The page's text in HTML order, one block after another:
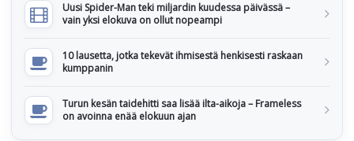
Uusi Spider-Man teki miljardin kuudessa päivässä –
vain yksi elokuva on ollut nopeampi
10 lausetta, jotka tekevät ihmisestä henkisesti raskaan
kumppanin
Turun kesän taidehitti saa lisää ilta-aikoja – Frameless
on avoinna enää elokuun ajan